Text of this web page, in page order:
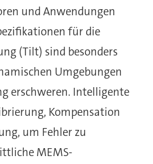
und Anwendungen
für die
(Tilt) sind besonders
Umgebungen
erschweren. Intelligente
Kompensation
um Fehler zu
MEMS-